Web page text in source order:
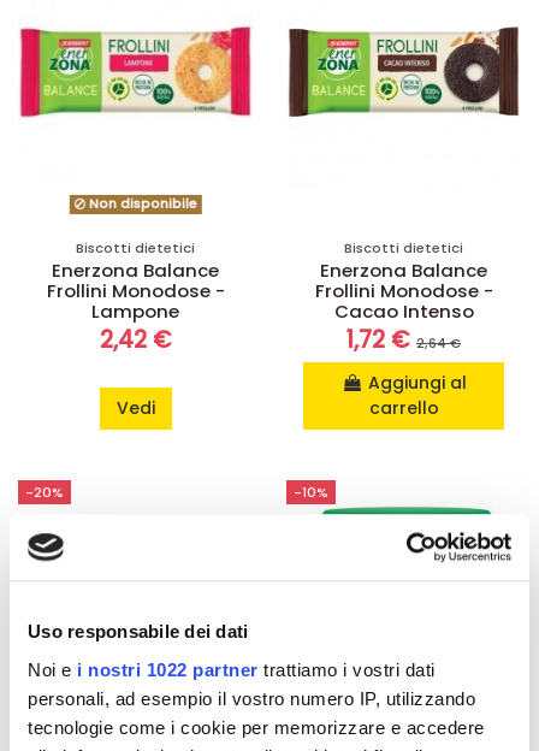
Uso responsabile dei dati
Noi e i nostri 1022 partner trattiamo i vostri dati
personali, ad esempio il vostro numero IP, utilizzando
tecnologie come i cookie per memorizzare e accedere
Non disponibile
Biscotti dietetici
Enerzona Balance
Frollini Monodose -
Lampone
2,42 €
Vedi
Biscotti dietetici
Enerzona Balance
Frollini Monodose -
Cacao Intenso
1,72 € 2,64 €
Aggiungi al
carrello
-20% -10%